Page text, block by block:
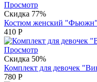
Просмотр
Скидка 77%
Костюм женский "Фьюжн"
410 Р
Просмотр
Скидка 50%
Комплект для девочек
780 Р